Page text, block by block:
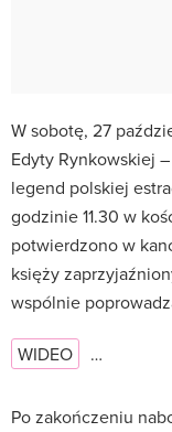
W sobotę, 27
Edyty Rynkowskiej
legend polskiej
godzinie 11.30 w
potwierdzono w
księży
wspólnie
WIDEO …
Po zakończeniu